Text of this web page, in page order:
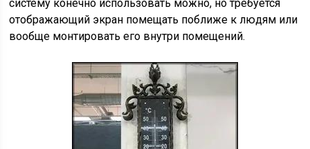
систему конечно использовать можно, но требуется
отображающий экран помещать поближе к людям или
вообще монтировать его внутри помещений.